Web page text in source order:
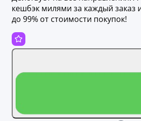
кешбэк милями за каждый заказ
до 99% от стоимости покупок!